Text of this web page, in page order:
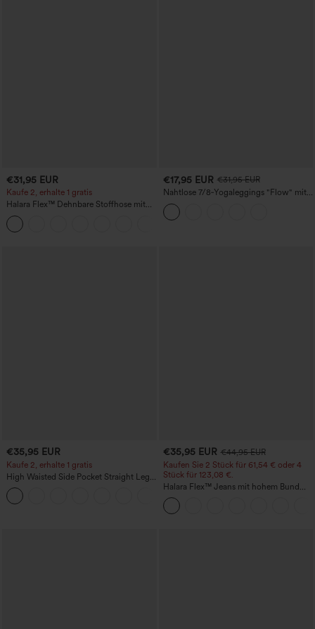
€31,95 EUR
Kaufe 2, erhalte 1 gratis
Halara Flex™ Dehnbare Stoffhose mit
hohem Bund und Seitentasche hinten
€17,95 EUR €31,95 EUR
Nahtlose 7/8‑Yogaleggings "Flow" mit
hoher Taille, Bauchkontrolle und
Po‑Lifting
€35,95 EUR
Kaufe 2, erhalte 1 gratis
High Waisted Side Pocket Straight Leg
Work Pants
€35,95 EUR €44,95 EUR
Kaufen Sie 2 Stück für 61,54 € oder 4
Stück für 123,08 €.
Halara Flex™ Jeans mit hohem Bund
und Taschen, gewaschener, lässiger
Bootcut